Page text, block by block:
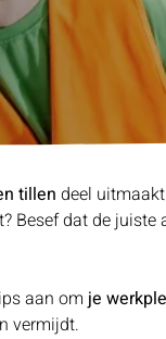
tillen deel
Besef dat de
aan om je
vermijdt.